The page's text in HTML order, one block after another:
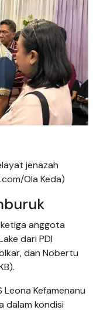
jenazah
Ola Keda)
anggota
dari PDI
dan Nobertu
Leona Kefamenanu
dalam kondisi